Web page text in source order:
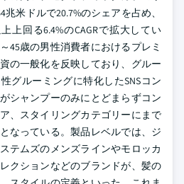
米ドルで20.7%のシェアを占め、
上回る6.4%のCAGRで拡大してい
45歳の男性消費者におけるプレミ
の一般化を反映しており、グルー
グルーミングに特化したSNSコン
シャンプーのみにとどまらずコン
、スタイリングカテゴリーにまで
なっている。製品レベルでは、ジ
テムズのメンズラインやモロッカ
クションなどのブランドが、髪の